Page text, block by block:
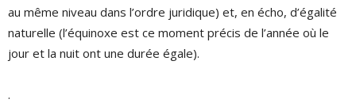
au même niveau dans l’ordre juridique) et, en écho, d’égalité
naturelle (l’équinoxe est ce moment précis de l’année où le
jour et la nuit ont une durée égale).
.